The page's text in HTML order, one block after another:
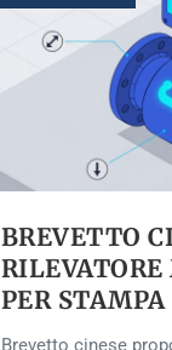
BREVETTO
RILEVATORE
PER STAMPA
Brevetto cinese